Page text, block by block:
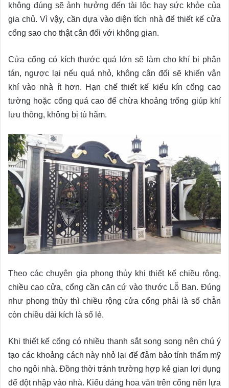
không đúng sẽ ảnh hưởng đến tài lộc hay sức khỏe của
gia chủ. Vì vậy, cần dựa vào diện tích nhà để thiết kế cửa
cổng sao cho thật cân đối với không gian.
Cửa cổng có kích thước quá lớn sẽ làm cho khí bị phân
tán, ngược lại nếu quá nhỏ, không cân đối sẽ khiến vận
khí vào nhà ít hơn. Hạn chế thiết kế kiểu kín cổng cao
tường hoặc cổng quá cao để chừa khoảng trống giúp khí
lưu thông, không bị tù hãm.
Theo các chuyên gia phong thủy khi thiết kế chiều rộng,
chiều cao cửa, cổng cần căn cứ vào thước Lỗ Ban. Đúng
như phong thủy thì chiều rộng cửa cổng phải là số chẵn
còn chiều dài kích là số lẻ.
Khi thiết kế cổng có nhiều thanh sắt song song nên chú ý
tạo các khoảng cách này nhỏ lại để đảm bảo tính thẩm mỹ
cho ngôi nhà. Đồng thời tránh trường hợp kẻ gian lợi dụng
để đột nhập vào nhà. Kiểu dáng hoa văn trên cổng nên lựa